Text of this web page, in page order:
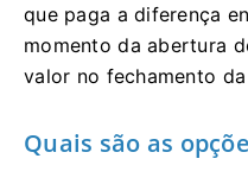
que paga a diferença
momento da abertura
valor no fechamento
Quais são as